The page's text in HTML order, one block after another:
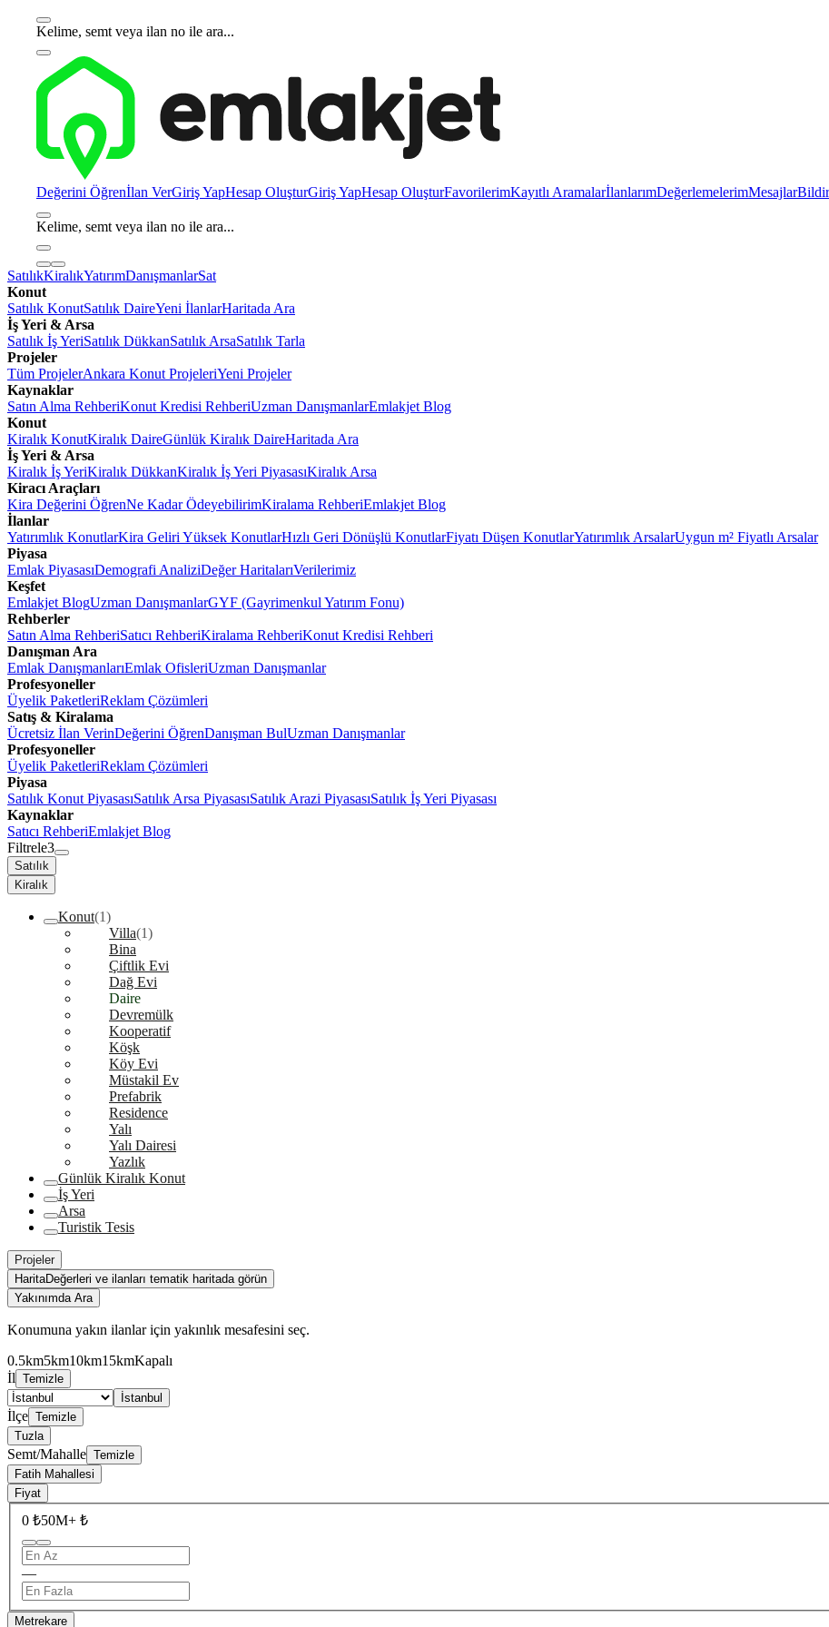
Kelime, semt veya ilan no ile ara...
Değerini Öğrenİlan VerGiriş YapHesap OluşturGiriş YapHesap OluşturFavorilerimKayıtlı AramalarİlanlarımDeğerlemelerimMesajlar
Kelime, semt veya ilan no ile ara...
SatılıkKiralıkYatırımDanışmanlarSat
Konut
Satılık KonutSatılık DaireYeni İlanlarHaritada Ara
İş Yeri & Arsa
Satılık İş YeriSatılık DükkanSatılık ArsaSatılık Tarla
Projeler
Tüm ProjelerAnkara Konut ProjeleriYeni Projeler
Kaynaklar
Satın Alma RehberiKonut Kredisi RehberiUzman DanışmanlarEmlakjet Blog
Konut
Kiralık KonutKiralık DaireGünlük Kiralık DaireHaritada Ara
İş Yeri & Arsa
Kiralık İş YeriKiralık DükkanKiralık İş Yeri PiyasasıKiralık Arsa
Kiracı Araçları
Kira Değerini ÖğrenNe Kadar ÖdeyebilirimKiralama RehberiEmlakjet Blog
İlanlar
Yatırımlık KonutlarKira Geliri Yüksek KonutlarHızlı Geri Dönüşlü KonutlarFiyatı Düşen KonutlarYatırımlık ArsalarUygun m² Fiyatlı Arsalar
Piyasa
Emlak PiyasasıDemografi AnaliziDeğer HaritalarıVerilerimiz
Keşfet
Emlakjet BlogUzman DanışmanlarGYF (Gayrimenkul Yatırım Fonu)
Rehberler
Satın Alma RehberiSatıcı RehberiKiralama RehberiKonut Kredisi Rehberi
Danışman Ara
Emlak DanışmanlarıEmlak OfisleriUzman Danışmanlar
Profesyoneller
Üyelik PaketleriReklam Çözümleri
Satış & Kiralama
Ücretsiz İlan VerinDeğerini ÖğrenDanışman BulUzman Danışmanlar
Profesyoneller
Üyelik PaketleriReklam Çözümleri
Piyasa
Satılık Konut PiyasasıSatılık Arsa PiyasasıSatılık Arazi PiyasasıSatılık İş Yeri Piyasası
Kaynaklar
Satıcı RehberiEmlakjet Blog
Filtrele3
Satılık
Kiralık
Konut(1)
Villa(1)
Bina
Çiftlik Evi
Dağ Evi
Daire
Devremülk
Kooperatif
Köşk
Köy Evi
Müstakil Ev
Prefabrik
Residence
Yalı
Yalı Dairesi
Yazlık
Günlük Kiralık Konut
İş Yeri
Arsa
Turistik Tesis
Projeler
HaritaDeğerleri ve ilanları tematik haritada görün
Yakınımda Ara
Konumuna yakın ilanlar için yakınlık mesafesini seç.
0.5km5km10km15kmKapalı
İl Temizle
İstanbul
İlçe Temizle
Tuzla
Semt/Mahalle Temizle
Fatih Mahallesi
Fiyat
0 ₺50M+ ₺
—
Metrekare